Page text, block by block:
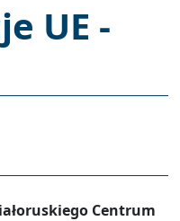
UE -
Centrum